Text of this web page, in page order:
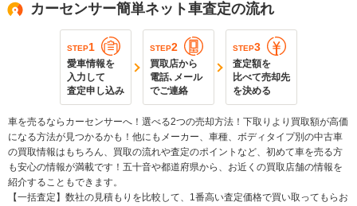
カーセンサー簡単ネット車査定の流れ
STEP1
愛車情報を
入力して
査定申し込み
STEP2
買取店から
電話､メール
でご連絡
STEP3
査定額を
比べて売却先
を決める
車を売るならカーセンサーへ！選べる2つの売却方法！下取りより買取額が高価
になる方法が見つかるかも！他にもメーカー、車種、ボディタイプ別の中古車
の買取情報はもちろん、買取の流れや査定のポイントなど、初めて車を売る方
も安心の情報が満載です！五十音や都道府県から、お近くの買取店舗の情報を
紹介することもできます。
【一括査定】数社の見積もりを比較して、1番高い査定価格で買い取ってもらお